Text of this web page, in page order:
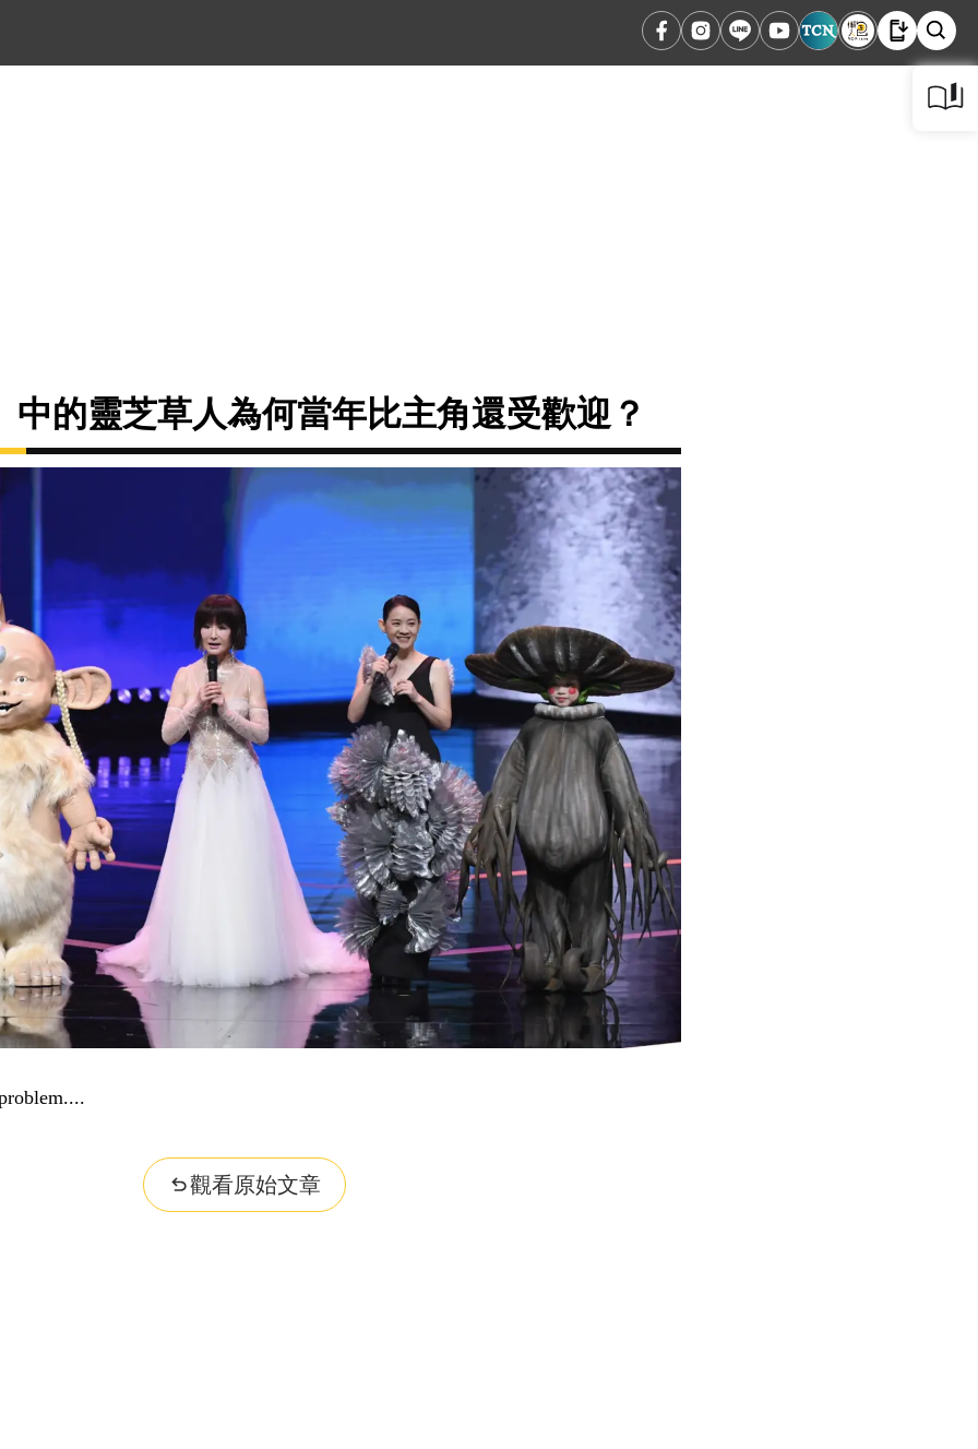
中的靈芝草人為何當年比主角還受歡迎？
question...
觀看原始文章